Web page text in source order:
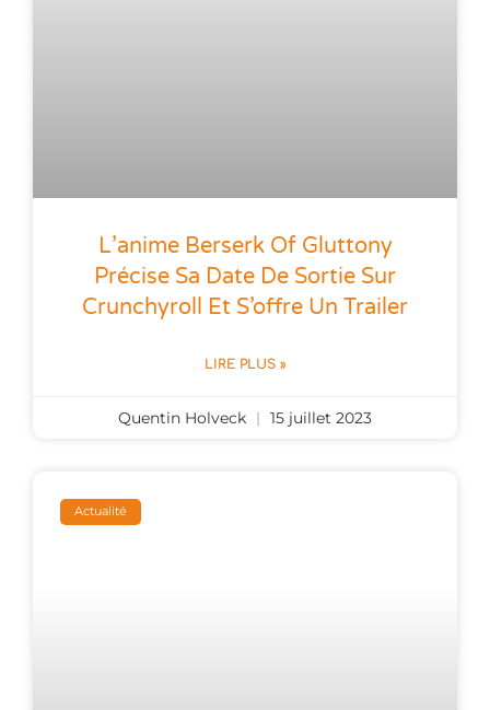
L’anime Berserk Of Gluttony
Précise Sa Date De Sortie Sur
Crunchyroll Et S’offre Un Trailer
LIRE PLUS »
Quentin Holveck 15 juillet 2023
Actualité